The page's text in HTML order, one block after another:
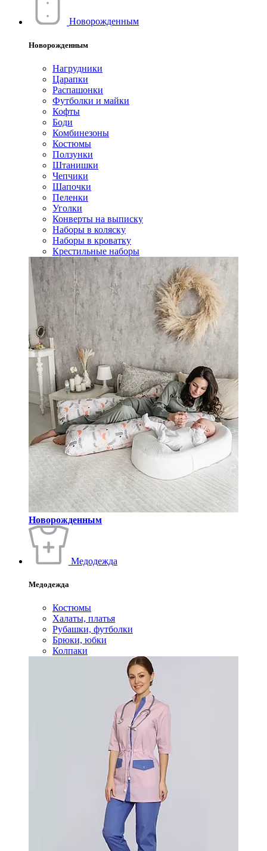
Новорожденным
Новорожденным
Нагрудники
Царапки
Распашонки
Футболки и майки
Кофты
Боди
Комбинезоны
Костюмы
Ползунки
Штанишки
Чепчики
Шапочки
Пеленки
Уголки
Конверты на выписку
Наборы в коляску
Наборы в кроватку
Крестильные наборы
Новорожденным
Медодежда
Медодежда
Костюмы
Халаты, платья
Рубашки, футболки
Брюки, юбки
Колпаки